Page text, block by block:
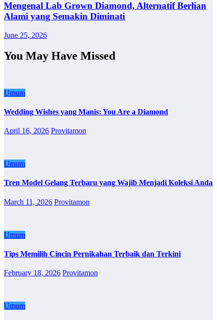
Mengenal Lab Grown Diamond, Alternatif Berlian
Alami yang Semakin Diminati
June 25, 2026
You May Have Missed
Umum
Wedding Wishes yang Manis: You Are a Diamond
April 16, 2026 Provitamon
Umum
Tren Model Gelang Terbaru yang Wajib Menjadi Koleksi Anda
March 11, 2026 Provitamon
Umum
Tips Memilih Cincin Pernikahan Terbaik dan Terkini
February 18, 2026 Provitamon
Umum